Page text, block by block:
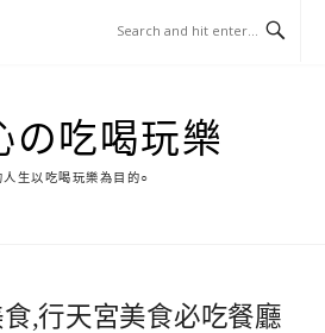
の吃喝玩樂
人生以吃喝玩樂為目的○
,行天宮美食必吃餐廳